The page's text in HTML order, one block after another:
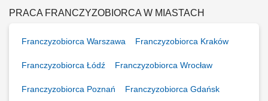
obsługi. Monitorowanie stanów magazynowych i zamówień.
PRACA FRANCZYZOBIORCA W MIASTACH
Franczyzobiorca Warszawa Franczyzobiorca Kraków
Franczyzobiorca Łódź Franczyzobiorca Wrocław
Franczyzobiorca Poznań Franczyzobiorca Gdańsk